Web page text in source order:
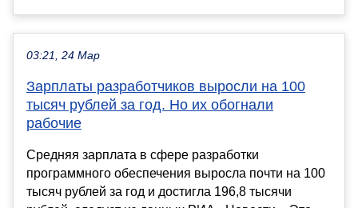
03:21, 24 Мар
Зарплаты разработчиков выросли на 100
тысяч рублей за год. Но их обогнали
рабочие
Средняя зарплата в сфере разработки
программного обеспечения выросла почти на 100
тысяч рублей за год и достигла 196,8 тысячи